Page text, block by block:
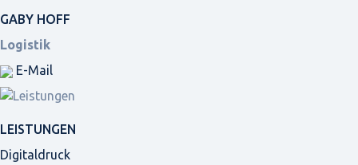
GABY HOFF
Logistik
E-Mail
LEISTUNGEN
Digitaldruck